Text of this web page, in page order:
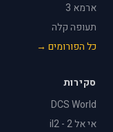
ארמא 3
תעופה קלה
כל הפורומים →
סקירות
DCS World
אי אל 2 - il2